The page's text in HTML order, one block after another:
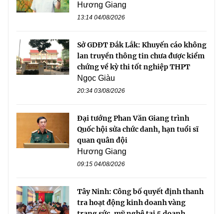
Hương Giang
13:14 04/08/2026
Sở GDĐT Đắk Lắk: Khuyến cáo không
lan truyền thông tin chưa được kiểm
chứng về kỳ thi tốt nghiệp THPT
Ngọc Giàu
20:34 03/08/2026
Đại tướng Phan Văn Giang trình
Quốc hội sửa chức danh, hạn tuổi sĩ
quan quân đội
Hương Giang
09:15 04/08/2026
Tây Ninh: Công bố quyết định thanh
tra hoạt động kinh doanh vàng